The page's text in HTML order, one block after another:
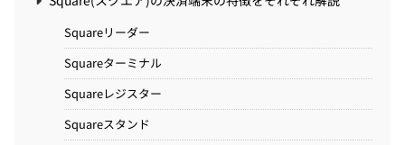
Squareリーダー
Squareターミナル
Squareレジスター
Squareスタンド